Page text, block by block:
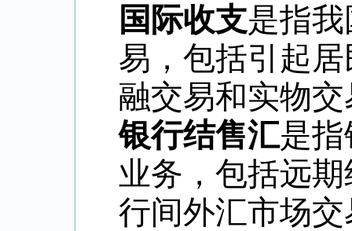
国际收支是指
易，包括引起
融交易和实物
银行结售汇是指
业务，包括远
行间外汇市场